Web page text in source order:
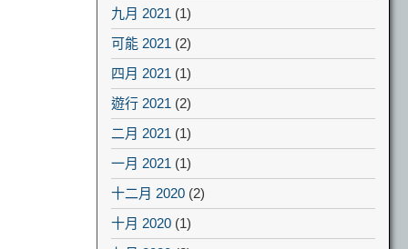
九月 2021 (1)
可能 2021 (2)
四月 2021 (1)
遊行 2021 (2)
二月 2021 (1)
一月 2021 (1)
十二月 2020 (2)
十月 2020 (1)